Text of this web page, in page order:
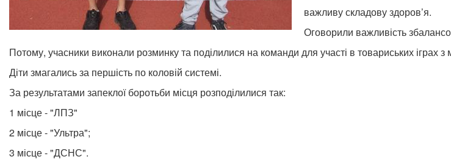
важливу складову здоров’я.
Оговорили важливість
Потому, учасники виконали розминку та поділилися на команди для участі в товариських іграх з
Діти змагались за першість по коловій системі.
За результатами запеклої боротьби місця розподілилися так:
1 місце - "ЛПЗ"
2 місце - "Ультра";
3 місце - "ДСНС".